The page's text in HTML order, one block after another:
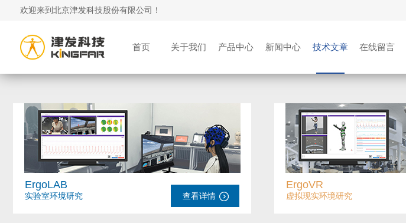
欢迎来到北京津发科技股份有限公司！
首页 关于我们 产品中心 新闻中心 技术文章 在线留言
ErgoLAB
实验室环境研究 查看详情
ErgoVR
虚拟现实环境研究